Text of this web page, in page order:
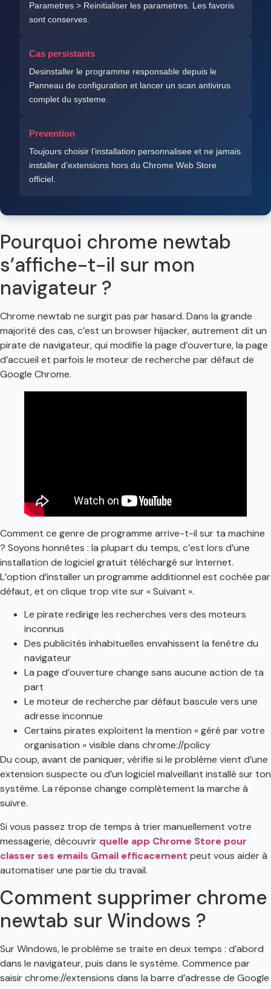
Parametres > Reinitialiser les parametres. Les favoris
sont conserves.
Cas persistants
Desinstaller le programme responsable depuis le
Panneau de configuration et lancer un scan antivirus
complet du systeme.
Prevention
Toujours choisir l’installation personnalisee et ne jamais
installer d’extensions hors du Chrome Web Store
officiel.
Pourquoi chrome newtab
s’affiche-t-il sur mon
navigateur ?
Chrome newtab ne surgit pas par hasard. Dans la grande
majorité des cas, c’est un browser hijacker, autrement dit un
pirate de navigateur, qui modifie la page d’ouverture, la page
d’accueil et parfois le moteur de recherche par défaut de
Google Chrome.
Comment ce genre de programme arrive-t-il sur ta machine
? Soyons honnêtes : la plupart du temps, c’est lors d’une
installation de logiciel gratuit téléchargé sur Internet.
L’option d’installer un programme additionnel est cochée par
défaut, et on clique trop vite sur « Suivant ».
Le pirate redirige les recherches vers des moteurs
inconnus
Des publicités inhabituelles envahissent la fenêtre du
navigateur
La page d’ouverture change sans aucune action de ta
part
Le moteur de recherche par défaut bascule vers une
adresse inconnue
Certains pirates exploitent la mention « géré par votre
organisation » visible dans chrome://policy
Du coup, avant de paniquer, vérifie si le problème vient d’une
extension suspecte ou d’un logiciel malveillant installé sur ton
système. La réponse change complètement la marche à
suivre.
Si vous passez trop de temps à trier manuellement votre
messagerie, découvrir quelle app Chrome Store pour
classer ses emails Gmail efficacement peut vous aider à
automatiser une partie du travail.
Comment supprimer chrome
newtab sur Windows ?
Sur Windows, le problème se traite en deux temps : d’abord
dans le navigateur, puis dans le système. Commence par
saisir chrome://extensions dans la barre d’adresse de Google